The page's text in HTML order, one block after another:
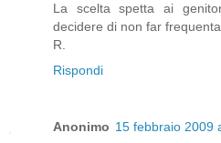
La scelta spetta ai
decidere di non far
R.
Rispondi
Anonimo 15 febbraio 2009